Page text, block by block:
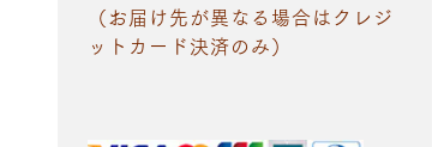
（お届け先が異なる場合はクレジ
ットカード決済のみ）